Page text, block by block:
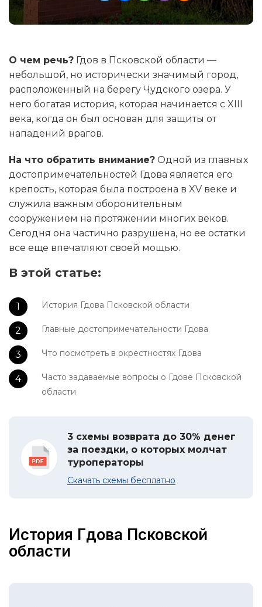
О чем речь? Гдов в Псковской области —
небольшой, но исторически значимый город,
расположенный на берегу Чудского озера. У
него богатая история, которая начинается с XIII
века, когда он был основан для защиты от
нападений врагов.
На что обратить внимание? Одной из главных
достопримечательностей Гдова является его
крепость, которая была построена в XV веке и
служила важным оборонительным
сооружением на протяжении многих веков.
Сегодня она частично разрушена, но ее остатки
все еще впечатляют своей мощью.
В этой статье:
История Гдова Псковской области
Главные достопримечательности Гдова
Что посмотреть в окрестностях Гдова
Часто задаваемые вопросы о Гдове Псковской
области
3 схемы возврата до 30% денег
за поездки, о которых молчат
туроператоры
Скачать схемы бесплатно
История Гдова Псковской
области